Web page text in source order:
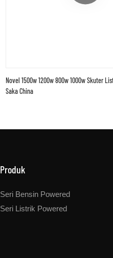
Novel 1500w 1200w 800w 1000w Skuter
Saka China
Produk
Seri Bensin Powered
Seri Listrik Powered